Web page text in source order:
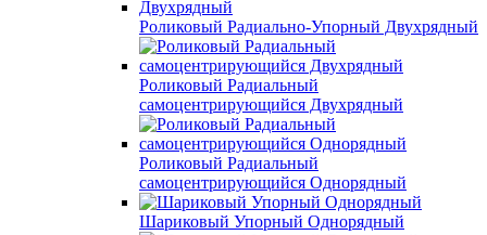
Роликовый Радиально-Упорный Двухрядный
Роликовый Радиальный
самоцентрирующийся Двухрядный
Роликовый Радиальный
самоцентрирующийся Однорядный
Шариковый Упорный Однорядный